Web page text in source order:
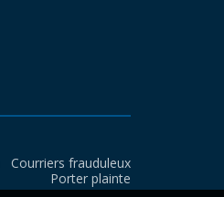
Courriers frauduleux
Porter plainte